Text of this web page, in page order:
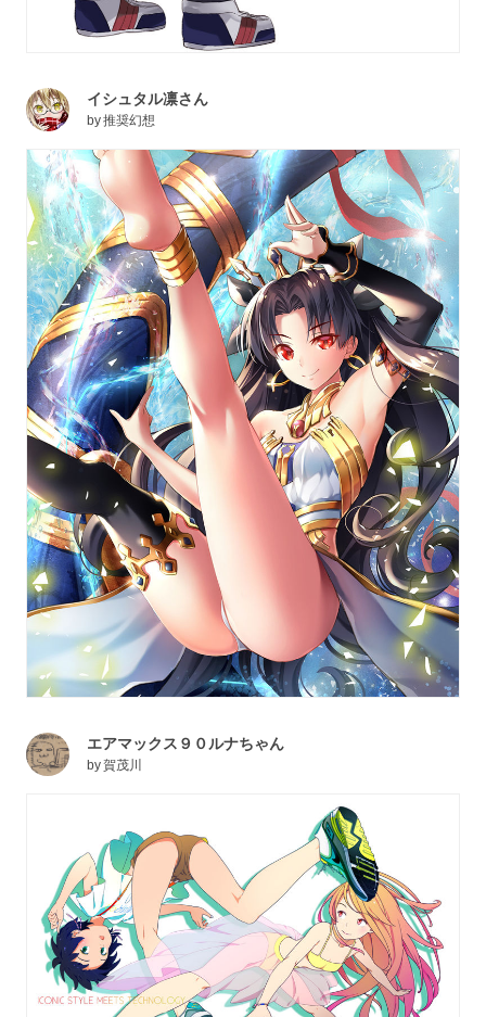
イシュタル凛さん
by推奨幻想
エアマックス９０ルナちゃん
by賀茂川